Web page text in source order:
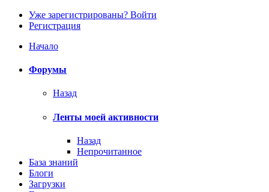
Уже зарегистрированы? Войти
Регистрация
Начало
Форумы
Назад
Ленты моей активности
Назад
Непрочитанное
База знаний
Блоги
Загрузки